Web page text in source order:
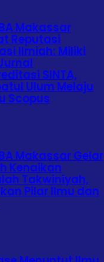
Makassar
Reputasi
Ilmiah: Miliki
SINTA,
Ulum Melaju
Scopus
Makassar Gelar
Kenaikan
Takwiniyah,
Pilar Ilmu dan